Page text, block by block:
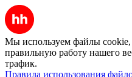
Мы используем файлы cookie,
правильную работу нашего
трафик.
Правила использования